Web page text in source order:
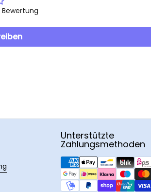
Unterstützte
Zahlungsmethoden